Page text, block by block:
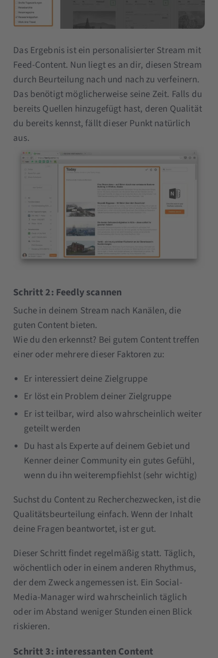
Das Ergebnis ist ein personalisierter Stream mit
Feed-Content. Nun liegt es an dir, diesen Stream
durch Beurteilung nach und nach zu verfeinern.
Das benötigt möglicherweise seine Zeit. Falls du
bereits Quellen hinzugefügt hast, deren Qualität
du bereits kennst, fällt dieser Punkt natürlich
aus.
Schritt 2: Feedly scannen
Suche in deinem Stream nach Kanälen, die
guten Content bieten.
Wie du den erkennst? Bei gutem Content treffen
einer oder mehrere dieser Faktoren zu:
Er interessiert deine Zielgruppe
Er löst ein Problem deiner Zielgruppe
Er ist teilbar, wird also wahrscheinlich weiter
geteilt werden
Du hast als Experte auf deinem Gebiet und
Kenner deiner Community ein gutes Gefühl,
wenn du ihn weiterempfiehlst (sehr wichtig)
Suchst du Content zu Recherchezwecken, ist die
Qualitätsbeurteilung einfach. Wenn der Inhalt
deine Fragen beantwortet, ist er gut.
Dieser Schritt findet regelmäßig statt. Täglich,
wöchentlich oder in einem anderen Rhythmus,
der dem Zweck angemessen ist. Ein Social-
Media-Manager wird wahrscheinlich täglich
oder im Abstand weniger Stunden einen Blick
riskieren.
Schritt 3: interessanten Content